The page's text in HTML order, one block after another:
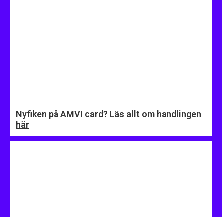
Nyfiken på AMVI card? Läs allt om handlingen
här